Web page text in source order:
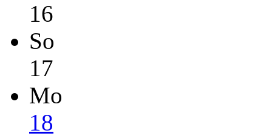
16
So
17
Mo
18